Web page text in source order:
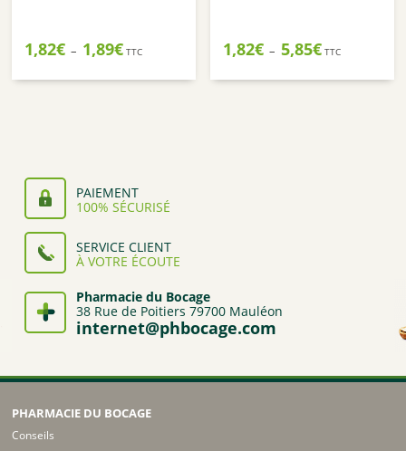
1,82€ – 1,89€Plage
prix :
TTC 1,82€ – 5,85€Plage
prix :
TTC
PAIEMENT
100% SÉCURISÉ
SERVICE CLIENT
À VOTRE ÉCOUTE
Pharmacie du Bocage
38 Rue de Poitiers 79700 Mauléon
internet@phbocage.com
PHARMACIE DU BOCAGE
Conseils